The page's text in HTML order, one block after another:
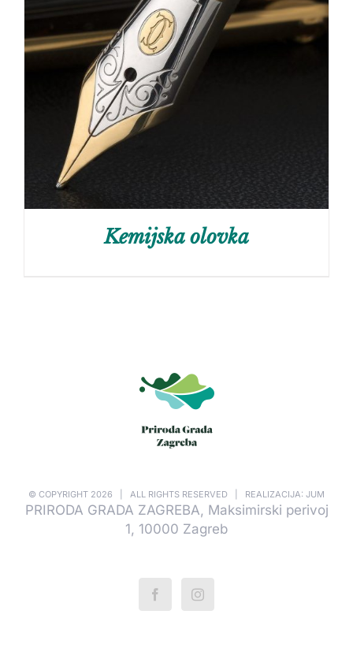
Kemijska olovka
© COPYRIGHT 2026 | ALL RIGHTS RESERVED | REALIZACIJA: JUM
PRIRODA GRADA ZAGREBA, Maksimirski perivoj
1, 10000 Zagreb